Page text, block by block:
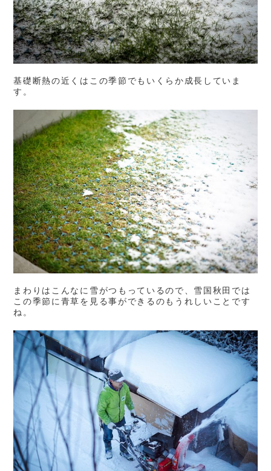
基礎断熱の近くはこの季節でもいくらか成長していま
す。
まわりはこんなに雪がつもっているので、雪国秋田では
この季節に青草を見る事ができるのもうれしいことです
ね。